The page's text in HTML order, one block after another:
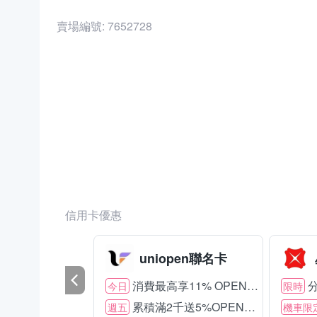
賣場編號: 7652728
信用卡優惠
uniopen聯名卡
今日 消費最高享11% OPENPOINT
週五 累積滿2千送5%OPENPOINT
限時
機車限